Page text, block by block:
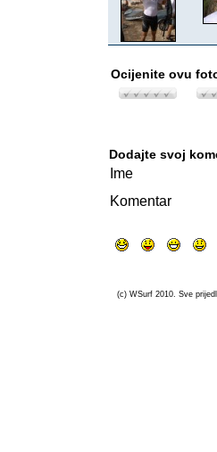
Ocijenite ovu
Dodajte svoj
Ime
Komentar
(c) WSurf 2010. Sve